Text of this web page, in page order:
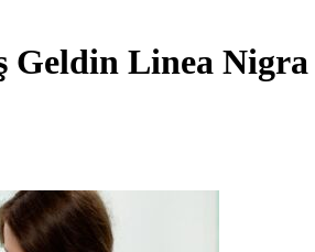
Geldin Linea Nigra